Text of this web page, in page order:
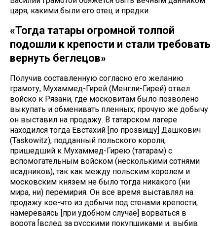
царя, какими были его отец и предки.
«Тогда татары огромной толпой
подошли к крепости и стали требовать
вернуть беглецов»
Получив составленную согласно его желанию
грамоту, Мухаммед-Гирей (Менгли-Гирей) отвел
войско к Рязани, где московитам было позволено
выкупать и обменивать пленных; прочую же добычу
он выставил на продажу. В татарском лагере
находился тогда Евстахий [по прозвищу] Дашкович
(Taskowitz), подданный польского короля,
пришедший к Мухаммед-Гирею (татарам) с
вспомогательным войском (несколькими сотнями
всадников), так как между польским королем и
московским князем не было тогда никакого (ни
мира, ни) перемирия. Он все время выставлял на
продажу кое-что из добычи под стенами крепости,
намереваясь [при удобном случае] ворваться в
ворота [вслед за русскими покупщиками и, выбив